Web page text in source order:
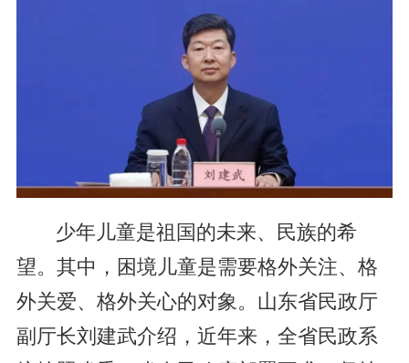
少年儿童是祖国的未来、民族的希
望。其中，困境儿童是需要格外关注、格
外关爱、格外关心的对象。山东省民政厅
副厅长刘建武介绍，近年来，全省民政系